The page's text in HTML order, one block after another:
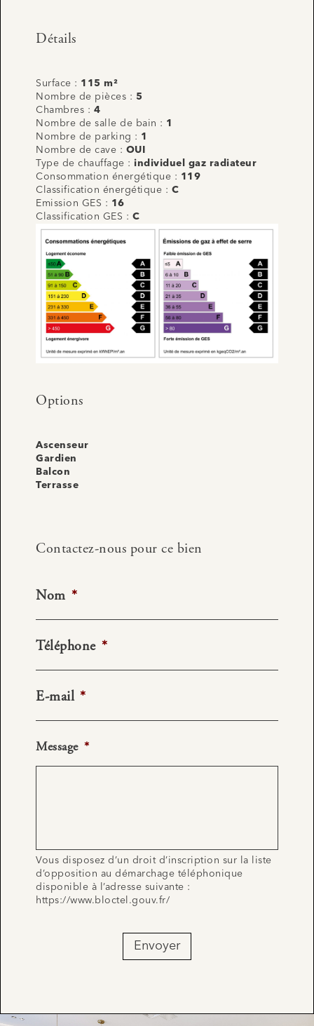
Détails
Surface : 115 m²
Nombre de pièces : 5
Chambres : 4
Nombre de salle de bain : 1
Nombre de parking : 1
Nombre de cave : OUI
Type de chauffage : individuel gaz radiateur
Consommation énergétique : 119
Classification énergétique : C
Emission GES : 16
Classification GES : C
Options
Ascenseur
Gardien
Balcon
Terrasse
Contactez-nous pour ce bien
Nom *
Téléphone *
E-mail *
Message *
Vous disposez d’un droit d’inscription sur la liste
d’opposition au démarchage téléphonique
disponible à l’adresse suivante :
https://www.bloctel.gouv.fr/
Envoyer